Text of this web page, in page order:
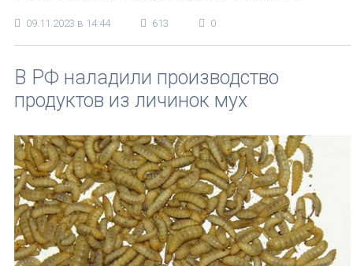
09.11.2023 в 14:44 613 0
В РФ наладили производство
продуктов из личинок мух